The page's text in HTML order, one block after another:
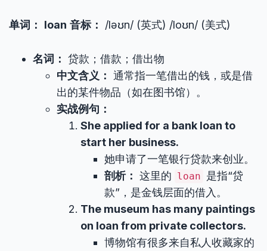
单词： loan 音标： /ləʊn/ (英式) /loʊn/ (美式)
名词： 贷款；借款；借出物
中文含义： 通常指一笔借出的钱，或是借
出的某件物品（如在图书馆）。
实战例句：
She applied for a bank loan to
start her business.
她申请了一笔银行贷款来创业。
剖析： 这里的 loan 是指“贷
款”，是金钱层面的借入。
The museum has many paintings
on loan from private collectors.
博物馆有很多来自私人收藏家的